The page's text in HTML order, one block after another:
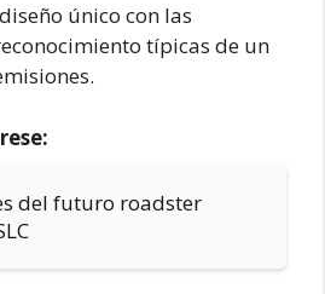
único con las
típicas de un
del futuro roadster